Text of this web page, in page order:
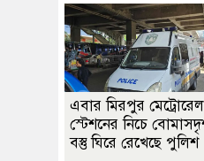
এবার মিরপুর মেট্রোরেল
স্টেশনের নিচে
বস্তু ঘিরে রেখেছে পুলিশ